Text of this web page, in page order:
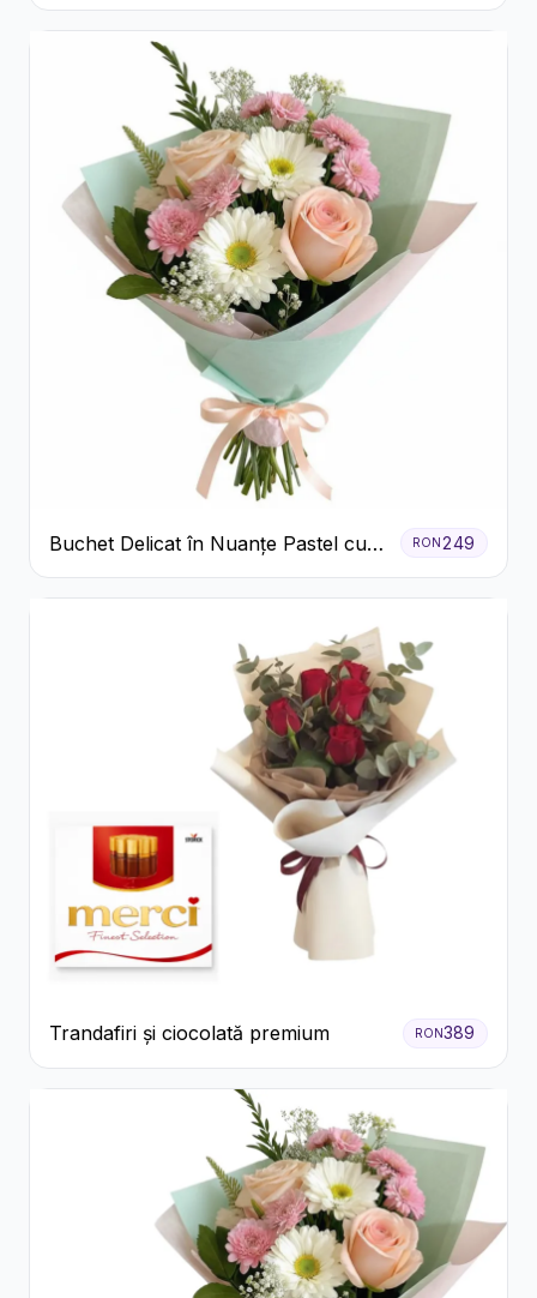
Buchet Delicat în Nuanțe Pastel cu
Trandafiri și Crizanteme Roz
RON 249
Trandafiri și ciocolată premium RON389